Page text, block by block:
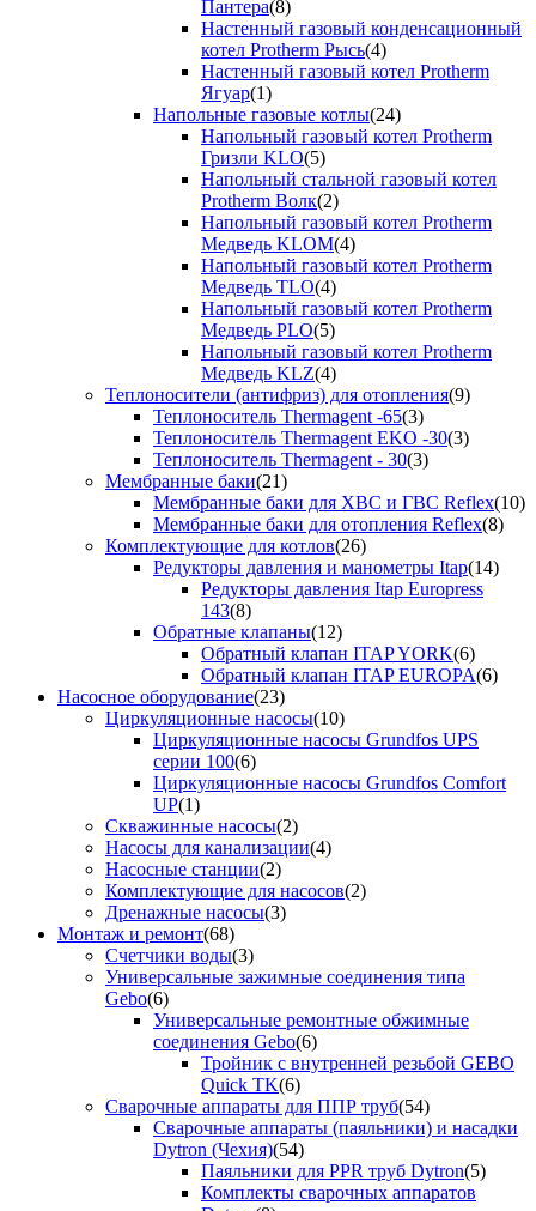
Пантера(8)
Настенный газовый конденсационный
котел Protherm Рысь(4)
Настенный газовый котел Protherm
Ягуар(1)
Напольные газовые котлы(24)
Напольный газовый котел Protherm
Гризли KLO(5)
Напольный стальной газовый котел
Protherm Волк(2)
Напольный газовый котел Protherm
Медведь KLOM(4)
Напольный газовый котел Protherm
Медведь TLO(4)
Напольный газовый котел Protherm
Медведь PLO(5)
Напольный газовый котел Protherm
Медведь KLZ(4)
Теплоносители (антифриз) для отопления(9)
Теплоноситель Thermagent -65(3)
Теплоноситель Thermagent EKO -30(3)
Теплоноситель Thermagent - 30(3)
Мембранные баки(21)
Мембранные баки для ХВС и ГВС Reflex(10)
Мембранные баки для отопления Reflex(8)
Комплектующие для котлов(26)
Редукторы давления и манометры Itap(14)
Редукторы давления Itap Europress
143(8)
Обратные клапаны(12)
Обратный клапан ITAP YORK(6)
Обратный клапан ITAP EUROPA(6)
Насосное оборудование(23)
Циркуляционные насосы(10)
Циркуляционные насосы Grundfos UPS
серии 100(6)
Циркуляционные насосы Grundfos Comfort
UP(1)
Скважинные насосы(2)
Насосы для канализации(4)
Насосные станции(2)
Комплектующие для насосов(2)
Дренажные насосы(3)
Монтаж и ремонт(68)
Счетчики воды(3)
Универсальные зажимные соединения типа
Gebo(6)
Универсальные ремонтные обжимные
соединения Gebo(6)
Тройник с внутренней резьбой GEBO
Quick TK(6)
Сварочные аппараты для ППР труб(54)
Сварочные аппараты (паяльники) и насадки
Dytron (Чехия)(54)
Паяльники для PPR труб Dytron(5)
Комплекты сварочных аппаратов